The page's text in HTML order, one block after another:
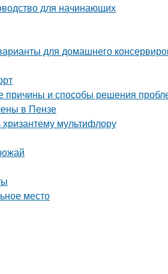
для начинающих
для домашнего
причины и способы решения
в Пензе
хризантему мультифлору
место